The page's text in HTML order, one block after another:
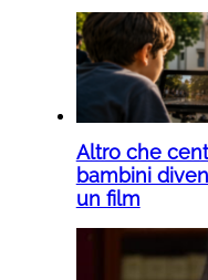
Altro che
bambini
un film